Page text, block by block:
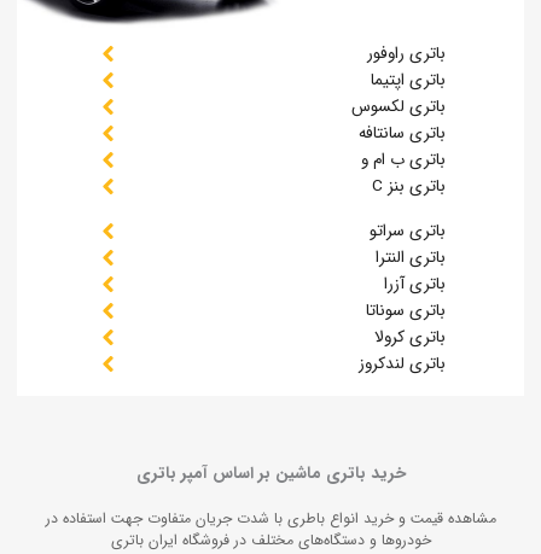
باتری سراتو
باتری النترا
باتری آزرا
باتری سوناتا
باتری کرولا
باتری لندکروز
باتری راوفور
باتری اپتیما
باتری لکسوس
باتری سانتافه
باتری ب‌ ام و
باتری بنز C
خرید باتری ماشین بر اساس آمپر باتری
مشاهده قیمت و خرید انواع باطری‌ با شدت جریان متفاوت جهت استفاده در
خودروها و دستگاه‌های مختلف در فروشگاه ایران باتری